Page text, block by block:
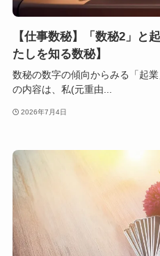
【仕事数秘】「数秘2」と
たしを知る数秘】
数秘の数字の傾向からみる「起
の内容は、私(元重由...
2026年7月4日